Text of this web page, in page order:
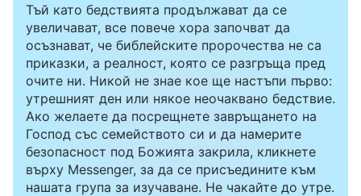
Тъй като бедствията продължават да се
увеличават, все повече хора започват да
осъзнават, че библейските пророчества не са
приказки, а реалност, която се разгръща пред
очите ни. Никой не знае кое ще настъпи първо:
утрешният ден или някое неочаквано бедствие.
Ако желаете да посрещнете завръщането на
Господ със семейството си и да намерите
безопасност под Божията закрила, кликнете
върху Messenger, за да се присъедините към
нашата група за изучаване. Не чакайте до утре.